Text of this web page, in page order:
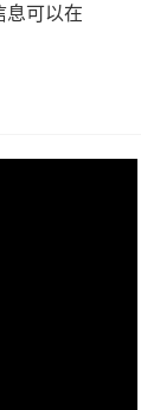
息可以在